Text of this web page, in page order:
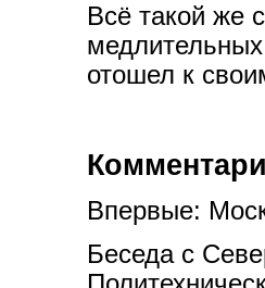
Всё такой же
отошел к
Впервые:
Беседа с